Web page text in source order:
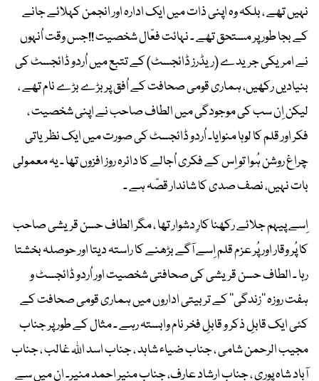
نہیں تھے ، بلکہ وہ اپنی ذات میں ایک ادارہ اور انجمن کہلائے جانے
کے بجا طور پر مستحق تھے ۔ نہائت فعّال شخصیت !!جس وقت اُنہوں
نے امریکی جریدے (ریڈرز ڈائجسٹ) کے تتبع میں اُردو ڈائجسٹ کی
بنیادیں رکھیں، ہماری قومی صحافت کے اُفق پر بڑے بڑے نام تھے ،
لیکن اِن سب کی موجودگی میں الطاف صاحب نے اپنی شخصیت ،
فکر اور قلم کا لوہا منوایا۔ اُردو ڈائجسٹ کی صورت میں ایک نظریاتی
چراغ روشن ہُوا تو اِس کے فکری اُجالے کا دائرہ روز افزوں تھا ۔ یہ معمولی
بات نہیں، نصف صدی کا شاندار قصّہ ہے ۔
اِسے پیہم جلائے رکھنا کارِ دشوار تھا ، مگر الطاف حسن قریشی صاحب
کا پُر وقار اور پُر عزم قلم اِسے آگے بڑھنے کا راستہ دیتا اور حوصلہ بخشتا
رہا ۔ الطاف حسن قریشی کی صحافتی شخصیت اور اُردو ڈائجسٹ و
ہفت روزہ ’’زندگی‘‘ کے تربیتی اداروں میں ہماری قومی صحافت کے
کئی ایک قابلِ ذکر و قابلِ فخر نام وابستہ رہے ۔ مثال کے طور پر جناب
مجیب الرحمن شامی ، جناب ضیاء شاہد ، جناب اسد اللہ غالب ، جناب
آباد شاہ پوری ، جناب ارشاد عارف، جناب منیر احمد منیر۔ اِن میں سے